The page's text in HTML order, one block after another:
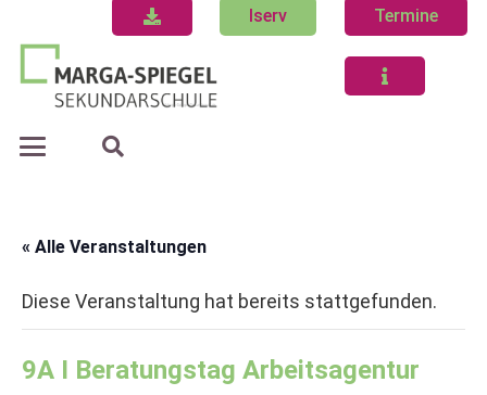
Iserv Termine
« Alle Veranstaltungen
Diese Veranstaltung hat bereits stattgefunden.
9A I Beratungstag Arbeitsagentur